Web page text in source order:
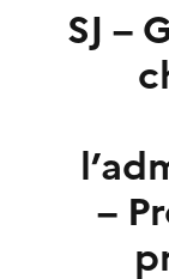
SJ –
–